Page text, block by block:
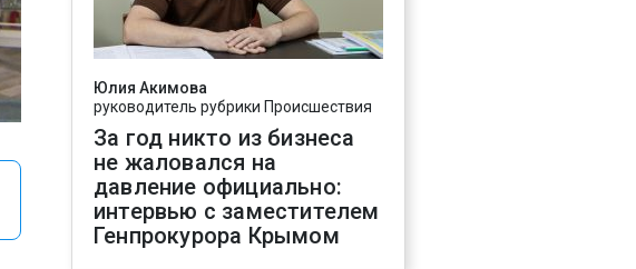
Юлия Акимова
руководитель рубрики Происшествия
За год никто из бизнеса
не жаловался на
давление официально:
интервью с заместителем
Генпрокурора Крымом